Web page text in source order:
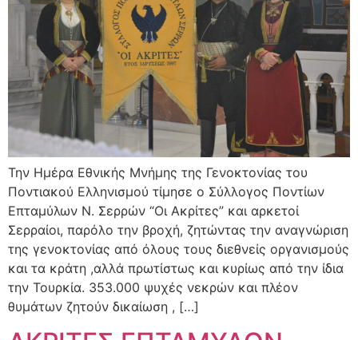
Την Ημέρα Eθνικής Mνήμης της Γενοκτονίας του
Ποντιακού Ελληνισμού τίμησε ο Σύλλογος Ποντίων
Επταμύλων Ν. Σερρών “Οι Ακρίτες” και αρκετοί
Σερραίοι, παρόλο την βροχή, ζητώντας την αναγνώριση
της γενοκτονίας από όλους τους διεθνείς οργανισμούς
και τα κράτη ,αλλά πρωτίστως και κυρίως από την ίδια
την Τουρκία. 353.000 ψυχές νεκρών και πλέον
θυμάτων ζητούν δικαίωση , […]